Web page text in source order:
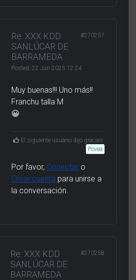
Re: XXX KDD
SANLÚCAR DE
BARRAMEDA
Posted: 22 Jun 2025 12:24
#270257
Muy buenas!!! Uno más!!
Franchu talla M
😀
El siguiente usuario dijo gracias:
Povea
Por favor, Conectar o
Crear cuenta para unirse a
la conversación.
Re: XXX KDD
SANLÚCAR DE
BARRAMEDA
#270258